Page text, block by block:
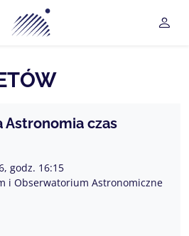
Planetarium Śląski Park
Astronomia czas
godz. 16:15
i Obserwatorium Astronomiczne